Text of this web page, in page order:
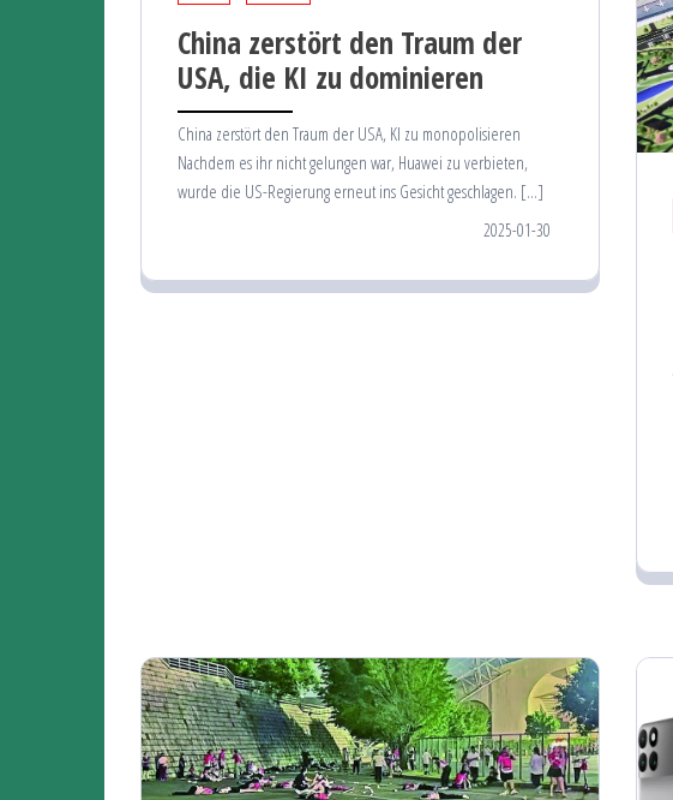
China zerstört den Traum der
USA, die KI zu dominieren
China zerstört den Traum der USA, KI zu monopolisieren
Nachdem es ihr nicht gelungen war, Huawei zu verbieten,
wurde die US-Regierung erneut ins Gesicht geschlagen. […]
2025-01-30